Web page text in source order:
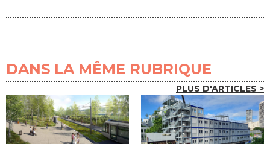
DANS LA MÊME RUBRIQUE
PLUS D'ARTICLES >